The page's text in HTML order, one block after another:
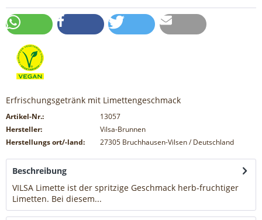
Erfrischungsgetränk mit Limettengeschmack
Artikel-Nr.:
13057
Hersteller:
Vilsa-Brunnen
Herstellungs ort/-land:
27305 Bruchhausen-Vilsen / Deutschland
Beschreibung
VILSA Limette ist der spritzige Geschmack herb-fruchtiger
Limetten. Bei diesem...